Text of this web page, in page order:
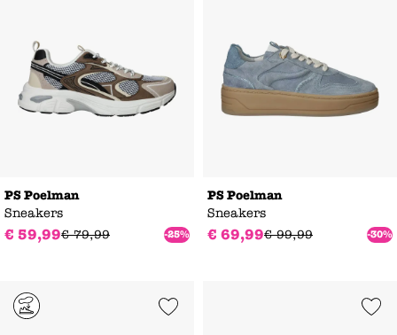
PS Poelman
Sneakers
€ 59,99€ 79,99 -25%
PS Poelman
Sneakers
€ 69,99€ 99,99 -30%
Add to Wishlist Add to